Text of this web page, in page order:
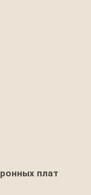
плат